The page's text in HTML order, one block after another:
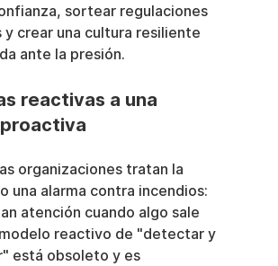
sortear regulaciones
y crear una cultura resiliente
ante la presión.
reactivas a una
organizaciones tratan la
una alarma contra incendios:
atención cuando algo sale
reactivo de "detectar y
está obsoleto y es